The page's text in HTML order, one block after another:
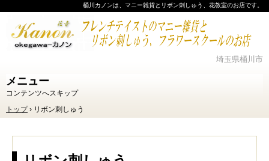
桶川カノンは、マニー雑貨とリボン刺しゅう、花教室のお店です。
埼玉県桶川市
メニュー
コンテンツへスキップ
トップ › リボン刺しゅう